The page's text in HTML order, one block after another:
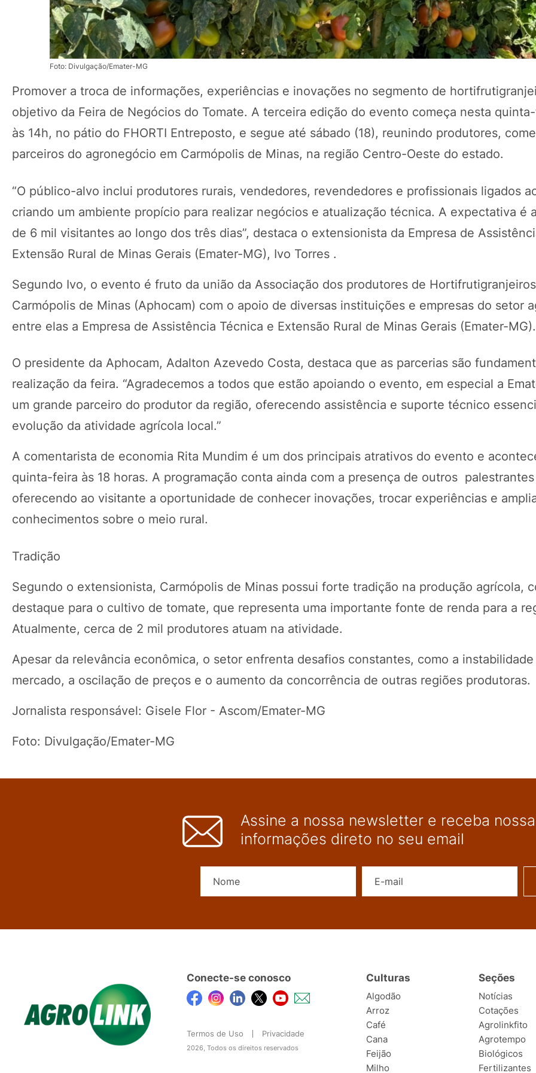
Foto: Divulgação/Emater-MG
Promover a troca de informações, experiências e inovações no segmento de
objetivo da Feira de Negócios do Tomate. A terceira edição do evento começa nesta
às 14h, no pátio do FHORTI Entreposto, e segue até sábado (18), reunindo produtores,
parceiros do agronegócio em Carmópolis de Minas, na região Centro-Oeste do estado.
“O público-alvo inclui produtores rurais, vendedores, revendedores e profissionais ligados
criando um ambiente propício para realizar negócios e atualização técnica. A expectativa é
de 6 mil visitantes ao longo dos três dias”, destaca o extensionista da Empresa de
Extensão Rural de Minas Gerais (Emater-MG), Ivo Torres .
Segundo Ivo, o evento é fruto da união da Associação dos produtores de
Carmópolis de Minas (Aphocam) com o apoio de diversas instituições e empresas do setor
entre elas a Empresa de Assistência Técnica e Extensão Rural de Minas Gerais (Emater-MG).
O presidente da Aphocam, Adalton Azevedo Costa, destaca que as parcerias são
realização da feira. “Agradecemos a todos que estão apoiando o evento, em especial a
um grande parceiro do produtor da região, oferecendo assistência e suporte técnico
evolução da atividade agrícola local.”
A comentarista de economia Rita Mundim é um dos principais atrativos do evento e
quinta-feira às 18 horas. A programação conta ainda com a presença de outros
oferecendo ao visitante a oportunidade de conhecer inovações, trocar experiências e
conhecimentos sobre o meio rural.
Tradição
Segundo o extensionista, Carmópolis de Minas possui forte tradição na produção agrícola,
destaque para o cultivo de tomate, que representa uma importante fonte de renda para a
Atualmente, cerca de 2 mil produtores atuam na atividade.
Apesar da relevância econômica, o setor enfrenta desafios constantes, como a instabilidade
mercado, a oscilação de preços e o aumento da concorrência de outras regiões produtoras.
Jornalista responsável: Gisele Flor - Ascom/Emater-MG
Foto: Divulgação/Emater-MG
Assine a nossa newsletter e receba
informações direto no seu email
Conecte-se conosco
Termos de Uso Privacidade
2026, Todos os direitos reservados
Culturas
Algodão
Arroz
Café
Cana
Feijão
Milho
Seções
Notícias
Cotações
Agrolinkfito
Agrotempo
Biológicos
Fertilizantes